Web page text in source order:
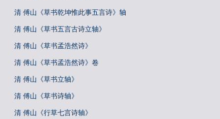
清 傅山《草书乾坤惟此事五言诗》轴
清 傅山《草书五言古诗立轴》
清 傅山《草书孟浩然诗》
清 傅山《草书孟浩然诗》卷
清 傅山《草书立轴》
清 傅山《草书诗轴》
清 傅山《行草七言诗轴》